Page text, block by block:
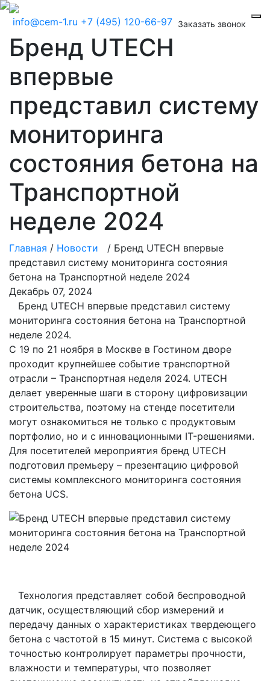
info@cem-1.ru +7 (495) 120-66-97 Заказать звонок
Бренд UTECH
впервые
представил систему
мониторинга
состояния бетона на
Транспортной
неделе 2024
Главная / Новости / Бренд UTECH впервые
представил систему мониторинга состояния
бетона на Транспортной неделе 2024
Декабрь 07, 2024
Бренд UTECH впервые представил систему
мониторинга состояния бетона на Транспортной
неделе 2024.
С 19 по 21 ноября в Москве в Гостином дворе
проходит крупнейшее событие транспортной
отрасли – Транспортная неделя 2024. UTECH
делает уверенные шаги в сторону цифровизации
строительства, поэтому на стенде посетители
могут ознакомиться не только с продуктовым
портфолио, но и с инновационными IT-решениями.
Для посетителей мероприятия бренд UTECH
подготовил премьеру – презентацию цифровой
системы комплексного мониторинга состояния
бетона UCS.
Технология представляет собой беспроводной
датчик, осуществляющий сбор измерений и
передачу данных о характеристиках твердеющего
бетона с частотой в 15 минут. Система с высокой
точностью контролирует параметры прочности,
влажности и температуры, что позволяет